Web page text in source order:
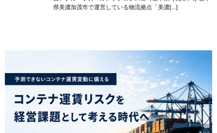
県美濃加茂市で運営している物流拠点「美濃[…]